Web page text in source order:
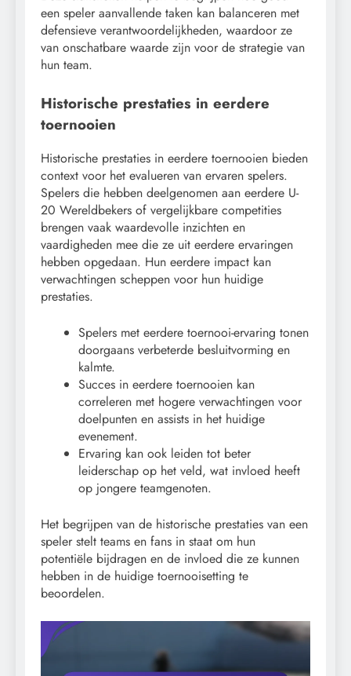
een speler aanvallende taken kan balanceren met
defensieve verantwoordelijkheden, waardoor ze
van onschatbare waarde zijn voor de strategie van
hun team.
Historische prestaties in eerdere
toernooien
Historische prestaties in eerdere toernooien bieden
context voor het evalueren van ervaren spelers.
Spelers die hebben deelgenomen aan eerdere U-
20 Wereldbekers of vergelijkbare competities
brengen vaak waardevolle inzichten en
vaardigheden mee die ze uit eerdere ervaringen
hebben opgedaan. Hun eerdere impact kan
verwachtingen scheppen voor hun huidige
prestaties.
Spelers met eerdere toernooi-ervaring tonen
doorgaans verbeterde besluitvorming en
kalmte.
Succes in eerdere toernooien kan
correleren met hogere verwachtingen voor
doelpunten en assists in het huidige
evenement.
Ervaring kan ook leiden tot beter
leiderschap op het veld, wat invloed heeft
op jongere teamgenoten.
Het begrijpen van de historische prestaties van een
speler stelt teams en fans in staat om hun
potentiële bijdragen en de invloed die ze kunnen
hebben in de huidige toernooisetting te
beoordelen.